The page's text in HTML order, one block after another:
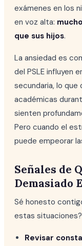
exámenes en los
en voz alta:
que sus hijos.
La ansiedad es
del PSLE influyen
secundaria, lo
académicas
sienten
Pero cuando el
puede empeorar
Señales de
Demasiado
Sé honesto
estas situaciones?
Revisar